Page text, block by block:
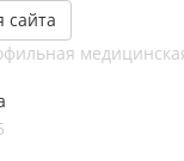
сайта